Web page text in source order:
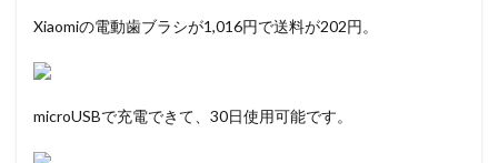
Xiaomiの電動歯ブラシが1,016円で送料が202円。
microUSBで充電できて、30日使用可能です。